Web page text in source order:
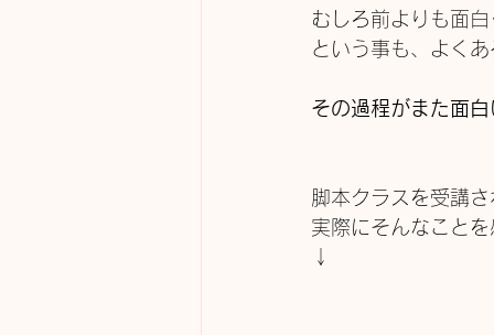
むしろ前よりも面白
という事も、よくあ
その過程がまた面白
脚本クラスを受講さ
実際にそんなこと
↓